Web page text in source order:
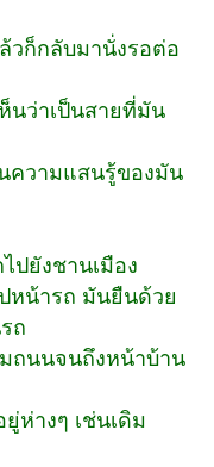
วก็กลับมานั่งรอต่อ
นว่าเป็นสายที่มัน
ความแสนรู้ของมัน
ปยังชานเมือง
หน้ารถ มันยืนด้วย
ถ
ถนนจนถึงหน้าบ้าน
ห่างๆ เช่นเดิม